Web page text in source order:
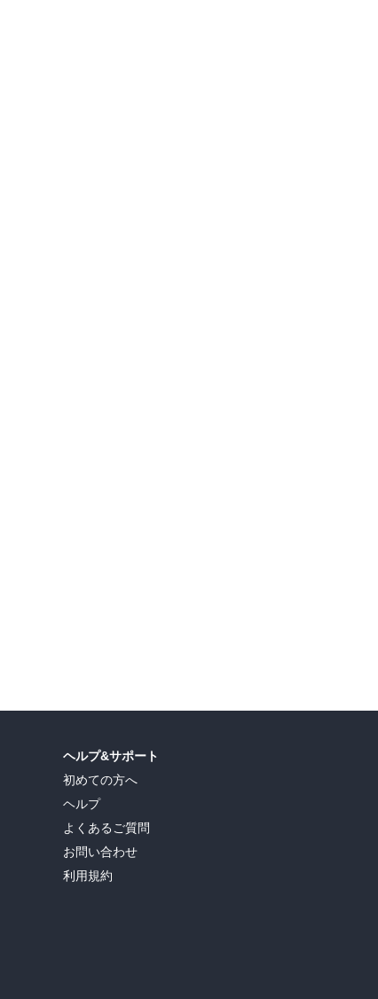
ヘルプ&サポート
初めての方へ
ヘルプ
よくあるご質問
お問い合わせ
利用規約